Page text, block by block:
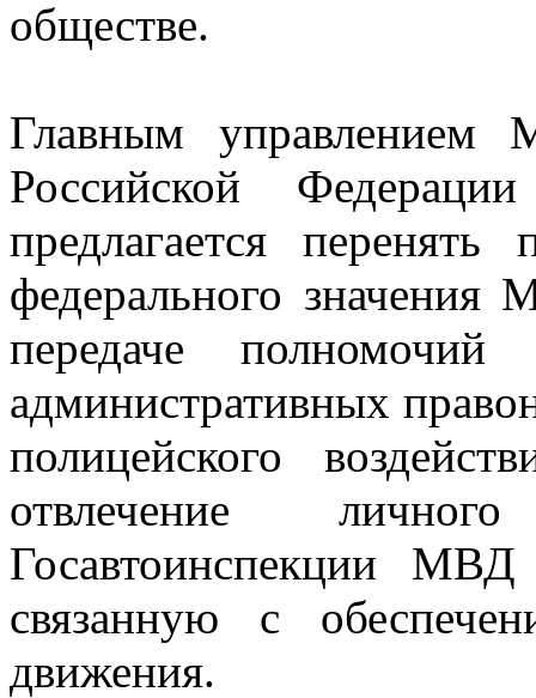
обществе.
Главным управлением
Российской
предлагается
федерального значения
передаче
административных
полицейского
отвлечение
Госавтоинспекции
связанную с
движения.